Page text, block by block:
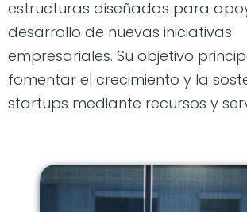
estructuras diseñadas para
desarrollo de nuevas iniciativas
empresariales. Su objetivo
fomentar el crecimiento y la
startups mediante recursos y